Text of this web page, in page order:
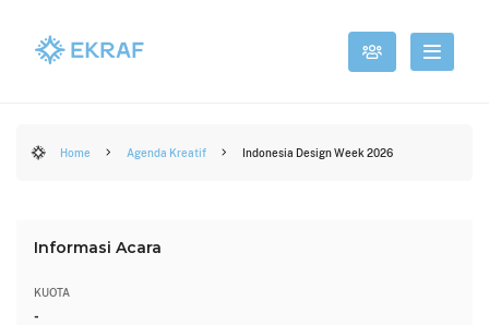
Home Agenda Kreatif Indonesia Design Week 2026
Informasi Acara
KUOTA
-